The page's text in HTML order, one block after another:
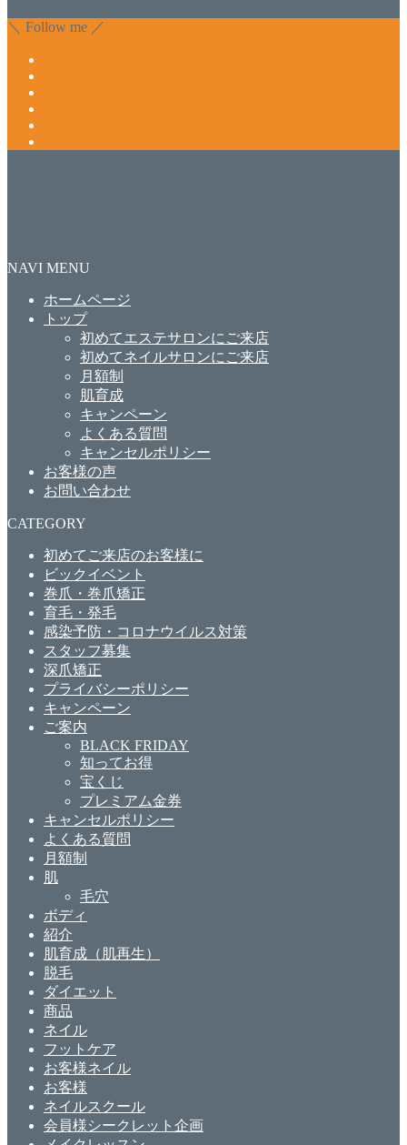
＼ Follow me ／
NAVI MENU
ホームページ
トップ
初めてエステサロンにご来店
初めてネイルサロンにご来店
月額制
肌育成
キャンペーン
よくある質問
キャンセルポリシー
お客様の声
お問い合わせ
CATEGORY
初めてご来店のお客様に
ビックイベント
巻爪・巻爪矯正
育毛・発毛
感染予防・コロナウイルス対策
スタッフ募集
深爪矯正
プライバシーポリシー
キャンペーン
ご案内
BLACK FRIDAY
知ってお得
宝くじ
プレミアム金券
キャンセルポリシー
よくある質問
月額制
肌
毛穴
ボディ
紹介
肌育成（肌再生）
脱毛
ダイエット
商品
ネイル
フットケア
お客様ネイル
お客様
ネイルスクール
会員様シークレット企画